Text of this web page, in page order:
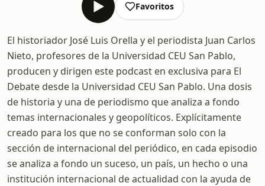
Favoritos
El historiador José Luis Orella y el periodista Juan Carlos
Nieto, profesores de la Universidad CEU San Pablo,
producen y dirigen este podcast en exclusiva para El
Debate desde la Universidad CEU San Pablo. Una dosis
de historia y una de periodismo que analiza a fondo
temas internacionales y geopolíticos. Explícitamente
creado para los que no se conforman solo con la
sección de internacional del periódico, en cada episodio
se analiza a fondo un suceso, un país, un hecho o una
institución internacional de actualidad con la ayuda de